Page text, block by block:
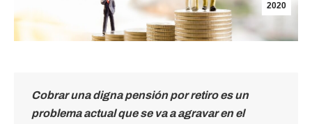
2020
Cobrar una digna pensión por retiro es un
problema actual que se va a agravar en el